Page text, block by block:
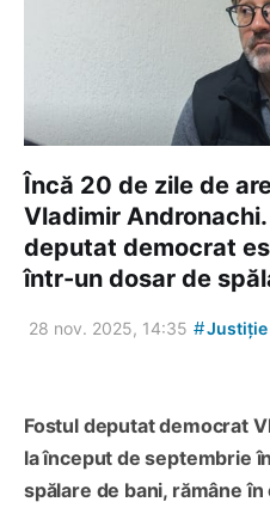
Încă 20 de zile de
Vladimir
deputat democrat
într-un dosar de
28 nov. 2025, 14:35 #Justiție
Fostul deputat democrat
la început de septembrie
spălare de bani, rămâne